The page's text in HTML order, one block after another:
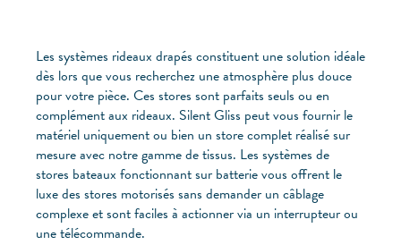
Les systèmes rideaux drapés constituent une solution idéale
dès lors que vous recherchez une atmosphère plus douce
pour votre pièce. Ces stores sont parfaits seuls ou en
complément aux rideaux. Silent Gliss peut vous fournir le
matériel uniquement ou bien un store complet réalisé sur
mesure avec notre gamme de tissus. Les systèmes de
stores bateaux fonctionnant sur batterie vous offrent le
luxe des stores motorisés sans demander un câblage
complexe et sont faciles à actionner via un interrupteur ou
une télécommande.